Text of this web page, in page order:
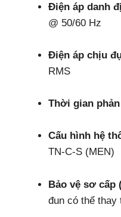
Điện áp danh
@ 50/60 Hz
Điện áp chịu
RMS
Thời gian
Cấu hình hệ
TN-C-S (MEN)
Bảo vệ sơ cấp
đun có thể thay